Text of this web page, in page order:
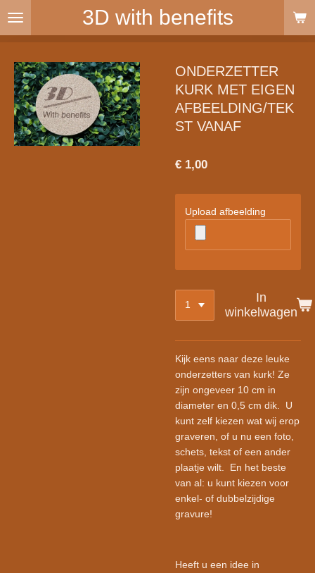
Ga
de
hoofdinhoud
3D with benefits
ONDERZETTER
KURK MET EIGEN
AFBEELDING/TEK
ST VANAF
€ 1,00
Upload afbeelding
In
winkelwagen
Kijk eens naar deze leuke
onderzetters van kurk! Ze
zijn ongeveer 10 cm in
diameter en 0,5 cm dik.
U
kunt zelf kiezen wat wij erop
graveren, of u nu een foto,
schets, tekst of een ander
plaatje wilt.
En het beste
van al: u kunt kiezen voor
enkel- of dubbelzijdige
gravure!
Heeft u een idee in